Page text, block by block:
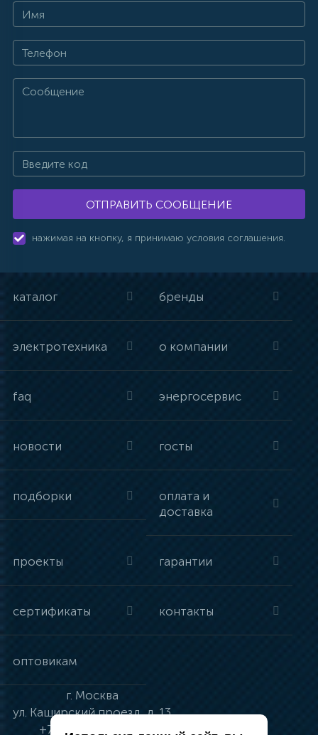
ОТПРАВИТЬ СООБЩЕНИЕ
нажимая на кнопку, я принимаю условия соглашения.
каталог бренды
электротехника о компании
faq энергосервис
новости госты
подборки
оплата и
доставка
проекты гарантии
сертификаты контакты
оптовикам
г. Москва
ул. Каширский проезд, д. 13
+7 (495) 134-41-83